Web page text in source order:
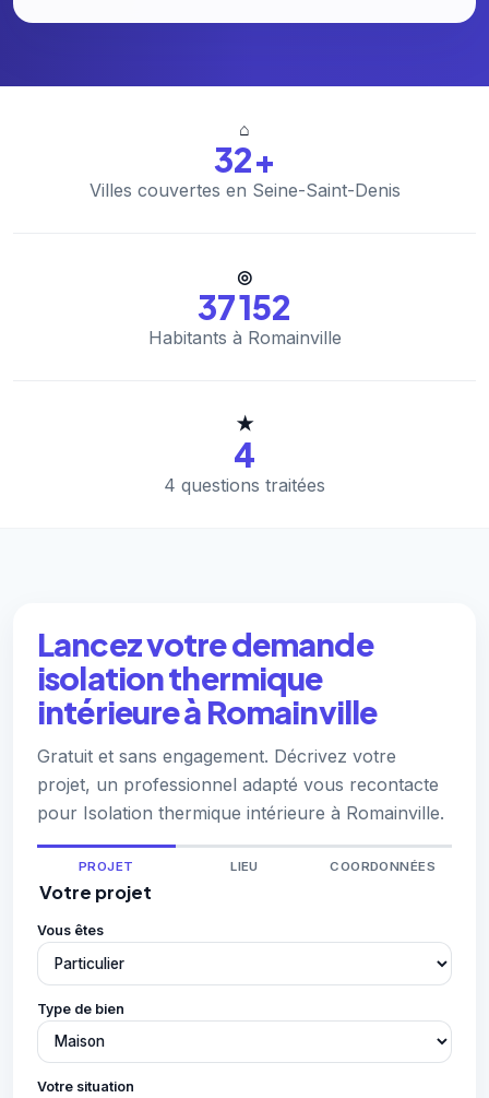
⌂
32+
Villes couvertes en Seine-Saint-Denis
◎
37 152
Habitants à Romainville
★
4
4 questions traitées
Lancez votre demande
isolation thermique
intérieure à Romainville
Gratuit et sans engagement. Décrivez votre
projet, un professionnel adapté vous recontacte
pour Isolation thermique intérieure à Romainville.
PROJET LIEU COORDONNÉES
Votre projet
Vous êtes
Type de bien
Votre situation